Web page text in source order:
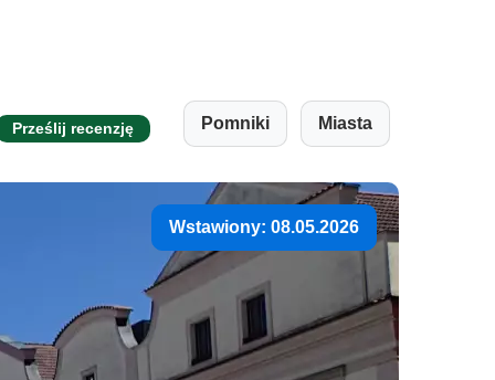
Prześlij recenzję Pomniki Miasta
Wstawiony: 08.05.2026